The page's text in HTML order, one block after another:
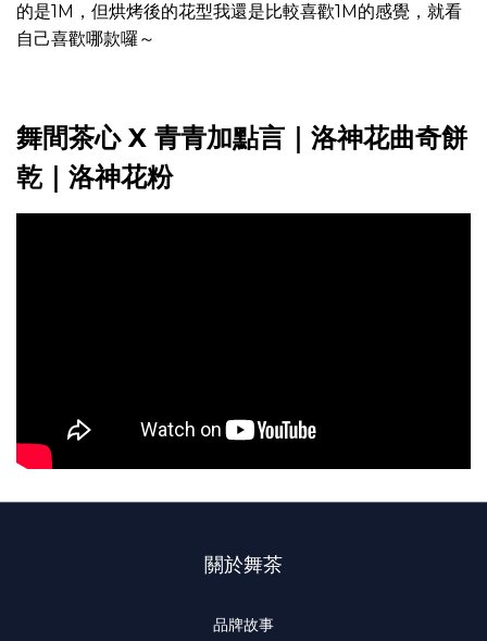
的是1M，但烘烤後的花型我還是比較喜歡1M的感覺，就看
自己喜歡哪款囉～
舞間茶心 X 青青加點言｜洛神花曲奇餅
乾｜洛神花粉
關於舞茶
品牌故事